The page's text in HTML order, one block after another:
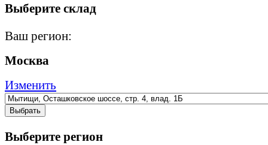
Выберите склад
Ваш регион:
Москва
Изменить
Выбрать
Выберите регион